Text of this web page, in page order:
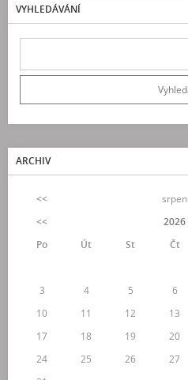
VYHLEDÁVÁNÍ
ARCHIV
<< srpen
<<
2026
Po
Út St Čt
3
4 5 6
10
11 12 13
17
18 19 20
24
25 26 27